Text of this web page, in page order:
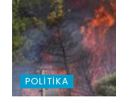
POLITIKA